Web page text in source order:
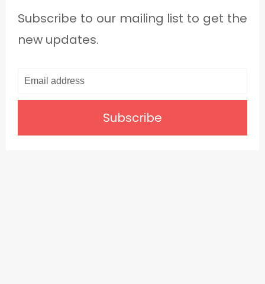
Subscribe to our mailing list to get the
new updates.
Subscribe